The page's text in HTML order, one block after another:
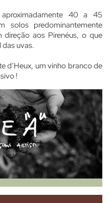
40 a 45
solos predominantemente
aos Pirenéus, o que
uvas.
d’Heux, um vinho branco de
!